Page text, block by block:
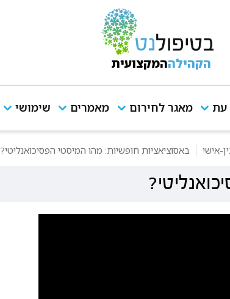
הקהילההמקצועית
עת מאגר לחירום מאמרים שימושי
אישי באסוציאציות חופשיות: מהו המיסטי הפסיכואנליטי?